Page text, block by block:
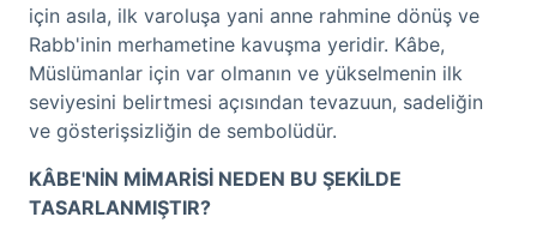
için asıla, ilk varoluşa yani anne rahmine dönüş ve
Rabb'inin merhametine kavuşma yeridir. Kâbe,
Müslümanlar için var olmanın ve yükselmenin ilk
seviyesini belirtmesi açısından tevazuun, sadeliğin
ve gösterişsizliğin de sembolüdür.
KÂBE'NİN MİMARİSİ NEDEN BU ŞEKİLDE
TASARLANMIŞTIR?